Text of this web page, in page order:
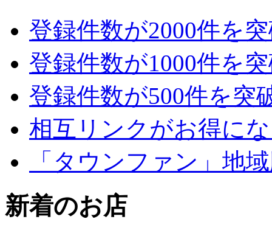
登録件数が2000件を
登録件数が1000件を
登録件数が500件を突
相互リンクがお得に
「タウンファン」地
新着のお店